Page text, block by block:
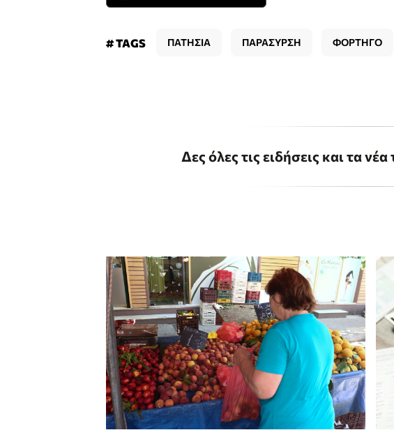
# TAGS ΠΑΤΗΣΙΑ ΠΑΡΑΣΥΡΣΗ ΦΟΡΤΗΓΟ
Δες όλες τις ειδήσεις και τα